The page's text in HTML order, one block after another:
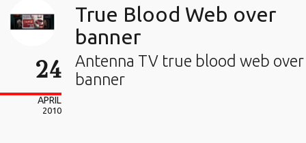
24
APRIL
2010
True Blood Web over
banner
Antenna TV true blood web over
banner